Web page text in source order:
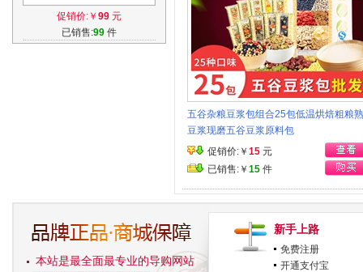
零食芒果干草莓干果干组合共
5袋
促销价:￥ 99 元
已销售:99 件
五谷杂粮豆浆包组合25包低温烘焙粗粮
豆浆现磨五谷豆浆原料包
促销价:￥ 15 元
已销售:￥ 15 件
本站是最全面最专业的导购网站
新手上路
免费注册
开通支付宝